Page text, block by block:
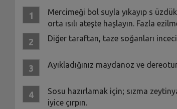
Mercimeği bol suyla yıkayıp s
orta ısılı ateşte haşlayın. Fazla
Diğer taraftan, taze soğanları
Ayıkladığınız maydanoz ve
Sosu hazırlamak için; sızma
iyice çırpın.